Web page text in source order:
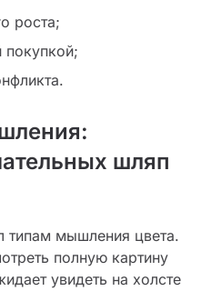
роста;
покупкой;
шляп
типам мышления цвета.
полную картину
увидеть на холсте